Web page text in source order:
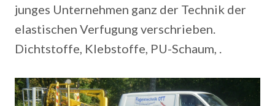
junges Unternehmen ganz der Technik der
elastischen Verfugung verschrieben.
Dichtstoffe, Klebstoffe, PU-Schaum, .